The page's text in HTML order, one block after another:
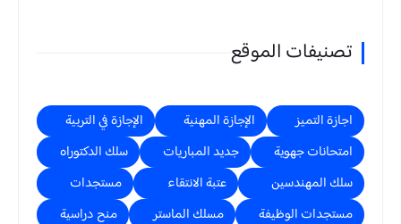
تصنيفات الموقع
اجازة التميز الإجازة المهنية
الإجازة في التربية
امتحانات جهوية
جديد المباريات
سلك الدكتوراه
سلك المهندسين
عتبة الانتقاء
مستجدات
مستجدات الوظيفة
مسلك الماستر
منح دراسية